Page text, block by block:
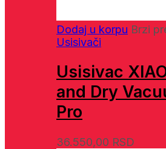
Dodaj u korpu Brzi
Usisivači
Usisivac
and Dry
Pro
36.550,00 RSD